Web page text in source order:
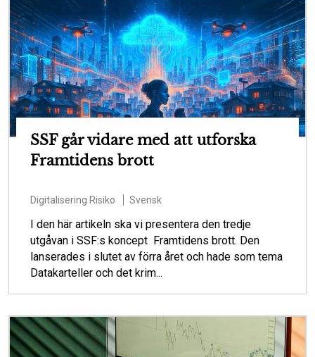
SSF går vidare med att utforska
Framtidens brott
Digitalisering Risiko Svensk
I den här artikeln ska vi presentera den tredje
utgåvan i SSF:s koncept Framtidens brott. Den
lanserades i slutet av förra året och hade som tema
Datakarteller och det krim...